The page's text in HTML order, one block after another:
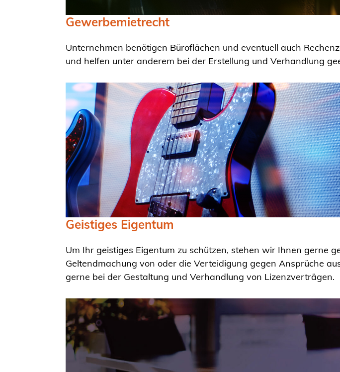
Gewerbemietrecht
Unternehmen benötigen Büroflächen und eventuell auch
und helfen unter anderem bei der Erstellung und Verhandlung
Geistiges Eigentum
Um Ihr geistiges Eigentum zu schützen, stehen wir Ihnen gerne
Geltendmachung von oder die Verteidigung gegen Ansprüche
gerne bei der Gestaltung und Verhandlung von Lizenzverträgen.